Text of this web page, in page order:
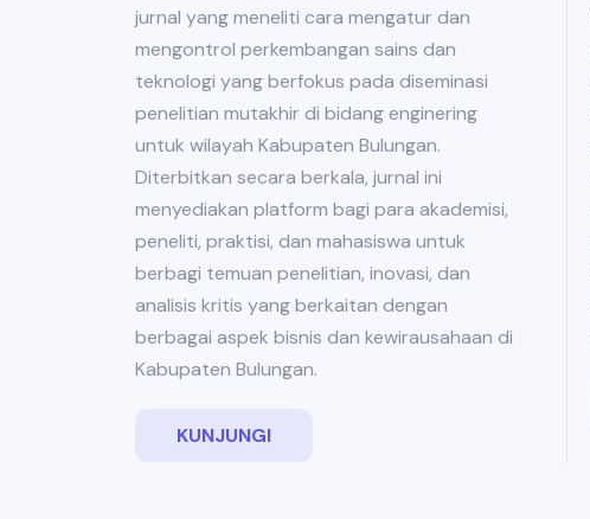
jurnal yang meneliti cara mengatur dan
mengontrol perkembangan sains dan
teknologi yang berfokus pada diseminasi
penelitian mutakhir di bidang enginering
untuk wilayah Kabupaten Bulungan.
Diterbitkan secara berkala, jurnal ini
menyediakan platform bagi para akademisi,
peneliti, praktisi, dan mahasiswa untuk
berbagi temuan penelitian, inovasi, dan
analisis kritis yang berkaitan dengan
berbagai aspek bisnis dan kewirausahaan di
Kabupaten Bulungan.
KUNJUNGI